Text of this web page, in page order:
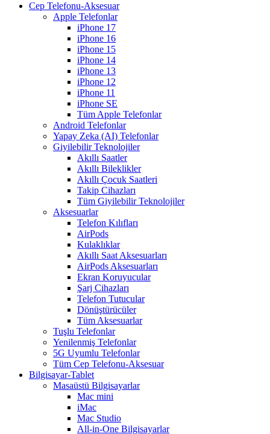
Cep Telefonu-Aksesuar
Apple Telefonlar
iPhone 17
iPhone 16
iPhone 15
iPhone 14
iPhone 13
iPhone 12
iPhone 11
iPhone SE
Tüm Apple Telefonlar
Android Telefonlar
Yapay Zeka (AI) Telefonlar
Giyilebilir Teknolojiler
Akıllı Saatler
Akıllı Bileklikler
Akıllı Çocuk Saatleri
Takip Cihazları
Tüm Giyilebilir Teknolojiler
Aksesuarlar
Telefon Kılıfları
AirPods
Kulaklıklar
Akıllı Saat Aksesuarları
AirPods Aksesuarları
Ekran Koruyucular
Şarj Cihazları
Telefon Tutucular
Dönüştürücüler
Tüm Aksesuarlar
Tuşlu Telefonlar
Yenilenmiş Telefonlar
5G Uyumlu Telefonlar
Tüm Cep Telefonu-Aksesuar
Bilgisayar-Tablet
Masaüstü Bilgisayarlar
Mac mini
iMac
Mac Studio
All-in-One Bilgisayarlar